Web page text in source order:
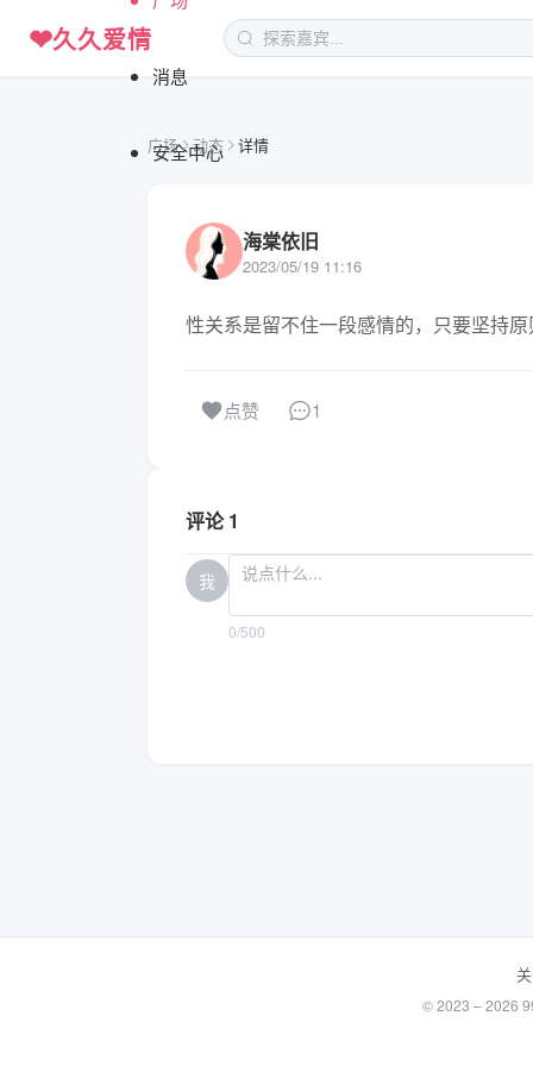
❤久久爱情
消息
安全中心
广场 动态 详情
海棠依旧
2023/05/19 11:16
性关系是留不住一段感情的，只要坚持
点赞 1
评论 1
我
0/500
© 2023 – 2026